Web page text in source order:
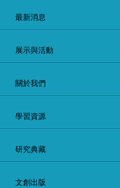
最新消息
展示與活動
關於我們
學習資源
研究典藏
文創出版